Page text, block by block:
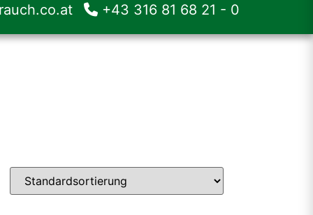
Lebensmittelmaschinen
Jobs
+43 316 81 68 21 - 0